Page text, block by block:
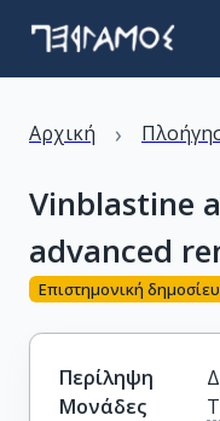
Αρχική ›
Vinblastine
advanced
Επιστημονική
Περίληψη
Μονάδες